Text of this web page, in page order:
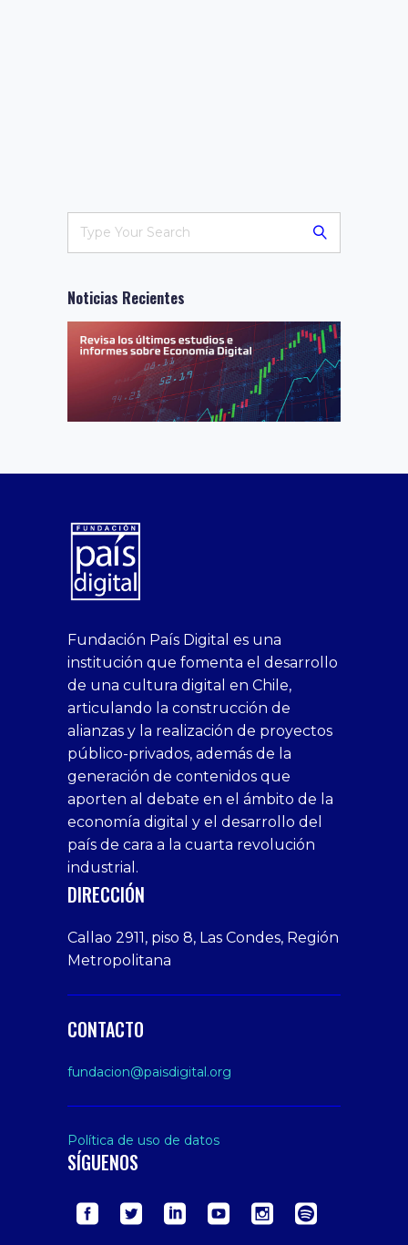
Noticias Recientes
1xbet
canlı
casino
siteleri
bedava
bonus
veren
siteler
1xbet
deneme
bonusu
veren
siteleri
deneme
bonusu
Sikis
siteleri
bonusu
veren
siteler
casino
siteleri
1win
xslot
sahabet
giriş
1xbet
giriş
tarafbet
giriş
bonusu
veren
siteler
deneme
bonusu
Deneme
bonusu
veren
siteler
escort
casino
siteleri
bonusu
bahis
siteleri
Hot
Couple
xxx
homemade
porn
on
webcam
Cumshots
Tits
Free
Amateur
Porn
Xxx
Indian
Big
Butt
sex
From
Step
yenigiris.com
Giriş
bonusu
veren
siteler
deneme
bonusu
veren
siteler
Fundación País Digital es una
institución que fomenta el desarrollo
de una cultura digital en Chile,
articulando la construcción de
alianzas y la realización de proyectos
público-privados, además de la
generación de contenidos que
aporten al debate en el ámbito de la
economía digital y el desarrollo del
país de cara a la cuarta revolución
industrial.
DIRECCIÓN
Callao 2911, piso 8, Las Condes, Región
Metropolitana
CONTACTO
fundacion@paisdigital.org
Política de uso de datos
SÍGUENOS